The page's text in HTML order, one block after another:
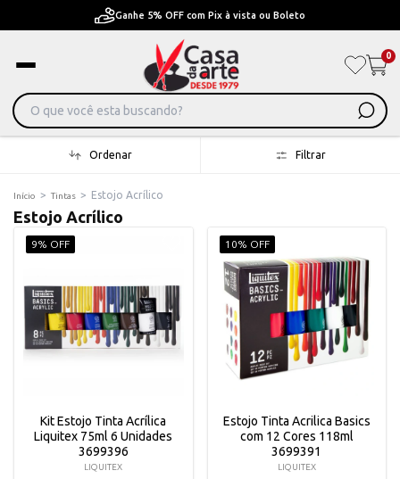
Ganhe 5% OFF com Pix à vista ou Boleto
0
Ordenar Filtrar
Início > Tintas > Estojo Acrílico
Estojo Acrílico
9% OFF
Kit Estojo Tinta Acrílica
Liquitex 75ml 6 Unidades
3699396
LIQUITEX
10% OFF
Estojo Tinta Acrilica Basics
com 12 Cores 118ml
3699391
LIQUITEX